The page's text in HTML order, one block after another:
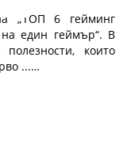
„ТОП 6 гейминг
един геймър“. В
които
...…